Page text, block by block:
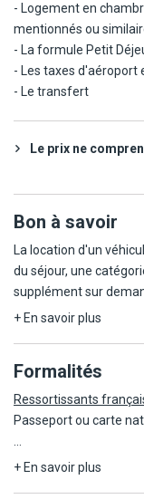
- Logement en
mentionnés ou
- La formule Petit
- Les taxes d'aéroport
- Le transfert
Le prix ne
Bon à savoir
La location d'un
du séjour, une
supplément sur
comprend des étapes
Les chambres sont
14h le jour de l'arrivée
départ. Le séjour est
+ En savoir plus
Formalités
Ressortissants
Passeport ou carte
INFORMATION ACCÈS
+ En savoir plus